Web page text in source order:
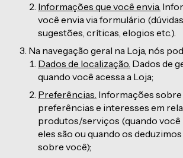
Informações que você envia.
você envia via formulário
sugestões, críticas, elogios etc.).
Na navegação geral na Loja, nós
Dados de localização. Dados de
quando você acessa a Loja;
Preferências. Informações sobre
preferências e interesses em
produtos/serviços (quando você
eles são ou quando os
sobre você);